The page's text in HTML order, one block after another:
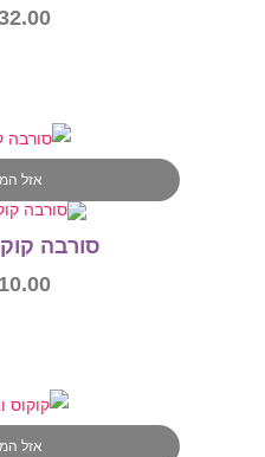
32.00
אזל
סורבה
10.00
אזל